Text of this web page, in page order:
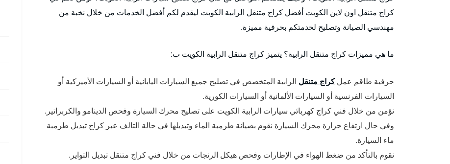
كراج متنقل اون لاين الكويت أفضل كراج متنقل الرابية الكويت ليقدم لكم أفضل الخدمات من خلال نخبة من
مهندسي الصيانة وتصليح لخدمتكم بحرفية مميزة.
ما هي مميزات كراج متنقل الرابية؟ يتميز كراج متنقل الرابية الكويت ب:
حرفية طاقم عملكراج متنقل الرابية المتخصص في تصليح جميع السيارات اليابانية أو السيارات الأميركية أو
السيارات الفرنسية أو السيارات الألمانية أو السيارات الكورية.
نؤمن من خلال فني كراج كهربائي سيارات الرابية الكويت على تصليح محرك السيارة وفحص الدينامو والكربراتير.
وفي حال ارتفاع حرارة محرك السيارة نقوم بصيانة طرمبة الماء وتبديلها في حالة التالف عبر كراج تبديل طرمبة
ماء السيارة.
نقوم بالتأكد من ضغط الهواء في الإطارات وفحص هيكل الرنجات من خلال فني كراج متنقل تبديل التواير.